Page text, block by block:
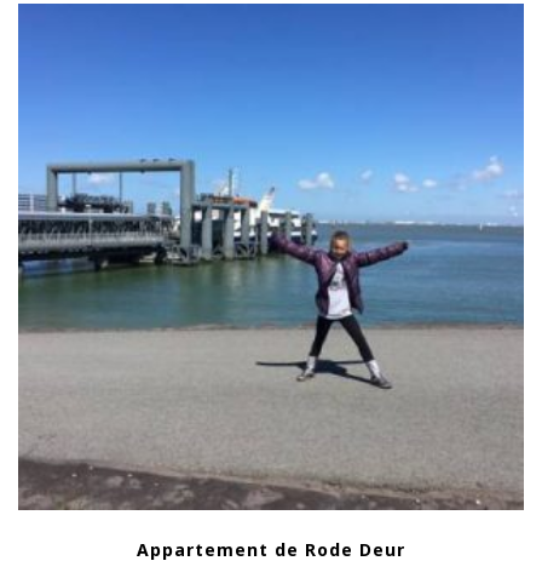
Appartement de Rode Deur